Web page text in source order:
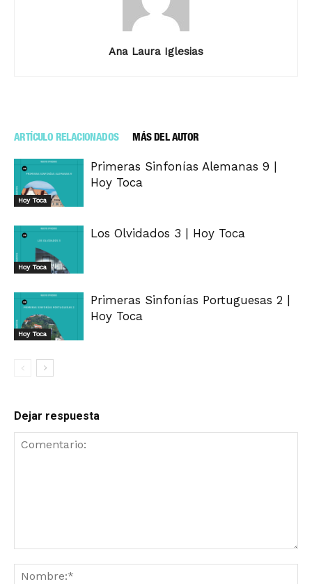
Ana Laura Iglesias
ARTÍCULO RELACIONADOS MÁS DEL AUTOR
Hoy Toca
Primeras Sinfonías Alemanas 9 |
Hoy Toca
Hoy Toca
Los Olvidados 3 | Hoy Toca
Hoy Toca
Primeras Sinfonías Portuguesas 2 |
Hoy Toca
Dejar respuesta